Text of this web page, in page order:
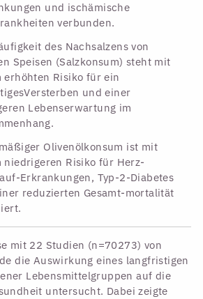
und ischämische
verbunden.
des Nachsalzens von
Speisen (Salzkonsum) steht mit
erhöhten Risiko für ein
und einer
Lebenserwartung im
Olivenölkonsum ist mit
niedrigeren Risiko für Herz-
Erkrankungen, Typ-2-Diabetes
reduzierten Gesamt-mortalität
mit 22 Studien (n=70273) von
die Auswirkung eines langfristigen
Lebensmittelgruppen auf die
untersucht. Dabei zeigte